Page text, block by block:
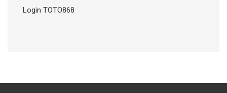
Login TOTO868